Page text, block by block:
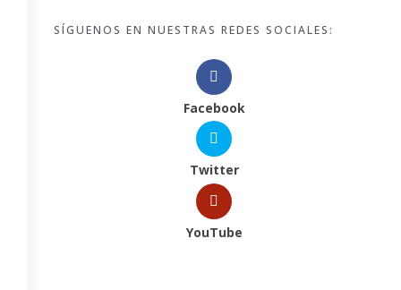
SÍGUENOS EN NUESTRAS REDES SOCIALES:
Facebook
Twitter
YouTube